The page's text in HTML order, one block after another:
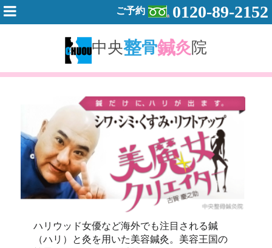
ご予約 0120-89-2152
中央整骨鍼灸院
ハリウッド女優など海外でも注目される鍼
（ハリ）と灸を用いた美容鍼灸。美容王国の